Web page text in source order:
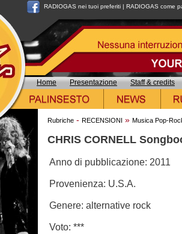
RADIOGAS nei tuoi preferiti | RADIOGAS come
Home Presentazione Staff & credits
Rubriche - RECENSIONI » Musica Pop-
CHRIS CORNELL
Anno di pubblicazione: 2011
Provenienza: U.S.A.
Genere: alternative rock
Voto: ***